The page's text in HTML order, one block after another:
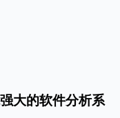
大的软件分析系